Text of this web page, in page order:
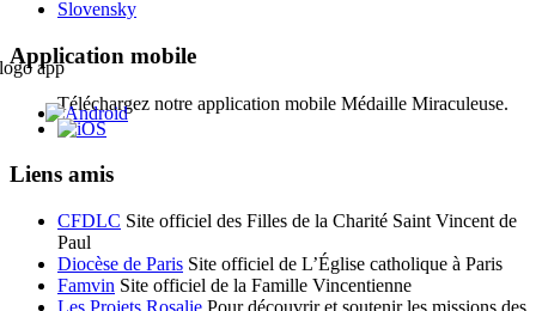
Slovensky
Application mobile
Téléchargez notre application mobile Médaille Miraculeuse.
Liens amis
CFDLC Site officiel des Filles de la Charité Saint Vincent de
Paul
Diocèse de Paris Site officiel de L’Église catholique à Paris
Famvin Site officiel de la Famille Vincentienne